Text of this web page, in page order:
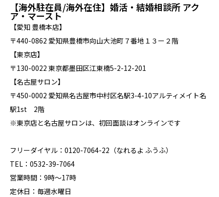
【海外駐在員/海外在住】婚活・結婚相談所 アク
ア・マースト
【愛知 豊橋本店】
〒440-0862 愛知県豊橋市向山大池町７番地１３ー２階
【東京店】
〒130-0022 東京都墨田区江東橋5-2-12-201
【名古屋サロン】
〒450-0002 愛知県名古屋市中村区名駅3-4-10アルティメイト名
駅1st 2階
※東京店と名古屋サロンは、初回面談はオンラインです
フリーダイヤル：0120-7064-22（なれるよ ふうふ）
TEL：0532-39-7064
営業時間：9時～17時
定休日：毎週水曜日